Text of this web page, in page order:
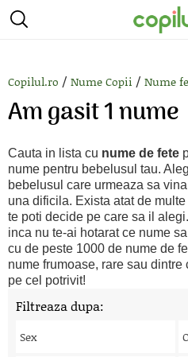
Copilul.ro / Nume Copii / Nume
Am gasit 1 nume
Cauta in lista cu nume de fete
nume pentru bebelusul tau.
bebelusul care urmeaza sa
una dificila. Exista atat de
te poti decide pe care sa il
inca nu te-ai hotarat ce nume
cu de peste 1000 de nume de
nume frumoase, rare sau dintre
pe cel potrivit!
Filtreaza dupa:
Sex